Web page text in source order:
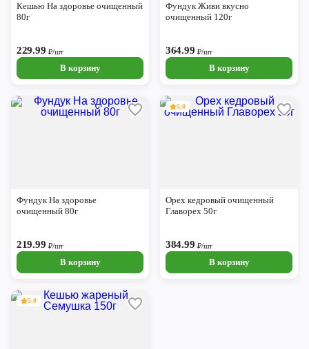
Кешью На здоровье очищенный
80г
229.99 ₽/шт
В корзину
Фундук Живи вкусно
очищенный 120г
364.99 ₽/шт
В корзину
Фундук На здоровье
очищенный 80г
219.99 ₽/шт
В корзину
5.0
Орех кедровый очищенный
Главорех 50г
384.99 ₽/шт
В корзину
5.0